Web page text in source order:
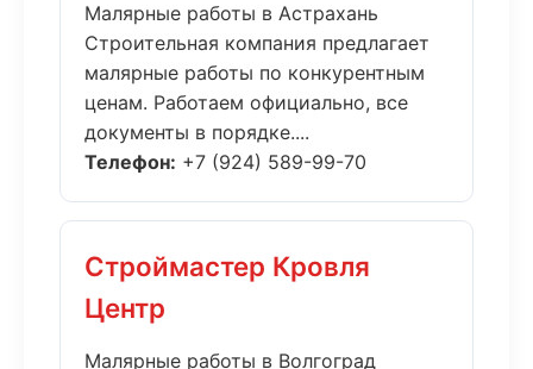
Малярные работы в Астрахань
Строительная компания предлагает
малярные работы по конкурентным
ценам. Работаем официально, все
документы в порядке....
Телефон: +7 (924) 589-99-70
Строймастер Кровля
Центр
Малярные работы в Волгоград